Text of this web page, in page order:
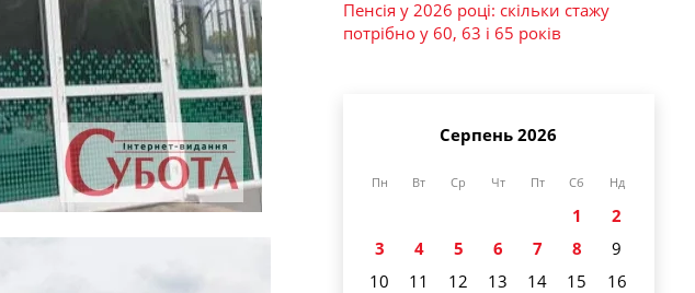
Пенсія у 2026 році: скільки стажу
потрібно у 60, 63 і 65 років
Серпень 2026
Пн Вт Ср Чт Пт Сб Нд
1
2
3
4 5 6 7 8
9
10
11 12 13 14 15
16